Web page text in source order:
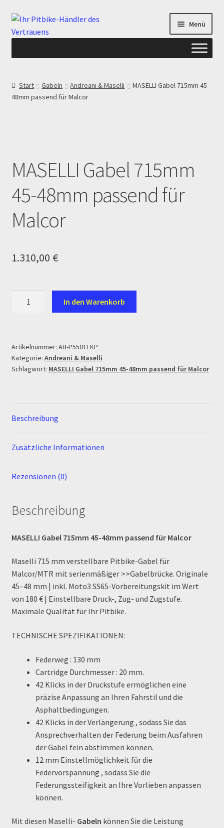
Zur
Navigation
Zum
Inhalt
Menü
ANGEBOTE AB-PITBIKE
Devolución
Echtheit von Bewertungen
Ersatzteile Pitbike
Formas de Pago (Bankverbindung)
Kasse
Log In
MALCOR MTR PITBIKES
My Account
My Account
Newsletter
Order Confirmation
Order Failed
Pitbike Junior
Pitbike-Training
Pitbikestrecken in Spanien – eine Rundreise und die
TOPstrecken
Start Gabeln Andreani & Maselli
MASELLI Gabel 715mm 45-
48mm passend für Malcor
MASELLI Gabel 715mm
45-48mm passend für
Malcor
1.310,00 €
48mm
passend
für
In den Warenkorb
Artikelnummer: AB-P5501EKP
Kategorie: Andreani & Maselli
Schlagwort: MASELLI Gabel 715mm 45-48mm passend für Malcor
Beschreibung
Zusätzliche Informationen
Rezensionen (0)
Beschreibung
MASELLI Gabel 715mm 45-48mm passend für Malcor
Maselli 715 mm verstellbare Pitbike-Gabel für
Malcor/MTR mit serienmäßiger >>Gabelbrücke. Originale
45–48 mm | inkl. Moto3 SS65-Vorbereitungskit im Wert
von 180 € | Einstellbare Druck-, Zug- und Zugstufe.
Maximale Qualität für Ihr Pitbike.
TECHNISCHE SPEZIFIKATIONEN:
Federweg : 130 mm
Cartridge Durchmesser: 20 mm.
42 Klicks in der Druckstufe ermöglichen eine
präzise Anpassung an Ihren Fahrstil und die
Asphaltbedingungen.
42 Klicks in der Verlängerung , sodass Sie das
Ansprechverhalten der Federung beim Ausfahren
der Gabel fein abstimmen können.
12 mm Einstellmöglichkeit für die
Federvorspannung , sodass Sie die
Federungssteifigkeit an Ihre Vorlieben anpassen
können.
Mit diesen Maselli- Gabeln können Sie die Leistung